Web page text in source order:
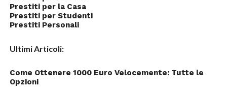
Prestiti per la Casa
Prestiti per Studenti
Prestiti Personali
Ultimi Articoli:
Come Ottenere 1000 Euro Velocemente: Tutte le
Opzioni